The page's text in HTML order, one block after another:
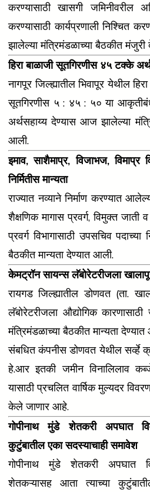
करण्यासाठी खासगी जमिनीवरील
करण्यासाठी कार्यप्रणाली
झालेल्या मंत्रिमंडळाच्या बैठकीत
हिरा बाळाजी सूतगिरणीस ४५ टक्के
नागपूर जिल्ह्यातील भिवापूर येथील
सूतगिरणीस ५ : ४५ : ५० या
अर्थसहाय्य देण्यास आज झालेल्या
आली.
इमाव, साशैमाप्र, विजाभज, विमाप्र
निर्मितीस मान्यता
राज्यात नव्याने निर्माण करण्यात
शैक्षणिक मागास प्रवर्ग, विमुक्त जाती
प्रवर्ग विभागासाठी उपसचिव
बैठकीत मान्यता देण्यात आली.
केमट्रॉन सायन्स लॅबोरेटरीजला
रायगड जिल्ह्यातील डोणवत (ता.
लॅबोरेटरीजला औद्योगिक
मंत्रिमंडळाच्या बैठकीत मान्यता
संबधित कंपनीस डोणवत येथील
हे.आर इतकी जमीन विनालिलाव
यासाठी प्रचलित वार्षिक मुल्यदर
केले जाणार आहे.
गोपीनाथ मुंडे शेतकरी अपघात
कुटुंबातील एका सदस्याचाही समावेश
गोपीनाथ मुंडे शेतकरी अपघात
शेतकऱ्यासह आता त्याच्या